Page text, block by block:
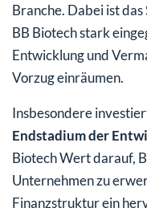
Branche. Dabei ist
BB Biotech stark
Entwicklung und
Vorzug einräumen.
Insbesondere
Endstadium der
Biotech Wert darauf,
Unternehmen zu
Finanzstruktur ein